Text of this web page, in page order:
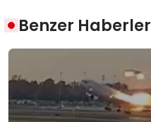
Benzer Haberler